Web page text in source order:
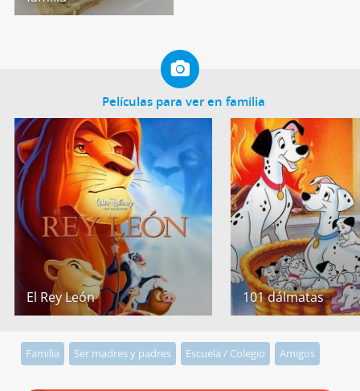
Películas para ver en familia
El Rey León 101 dálmatas
Familia Ser madres y padres Escuela / Colegio Amigos